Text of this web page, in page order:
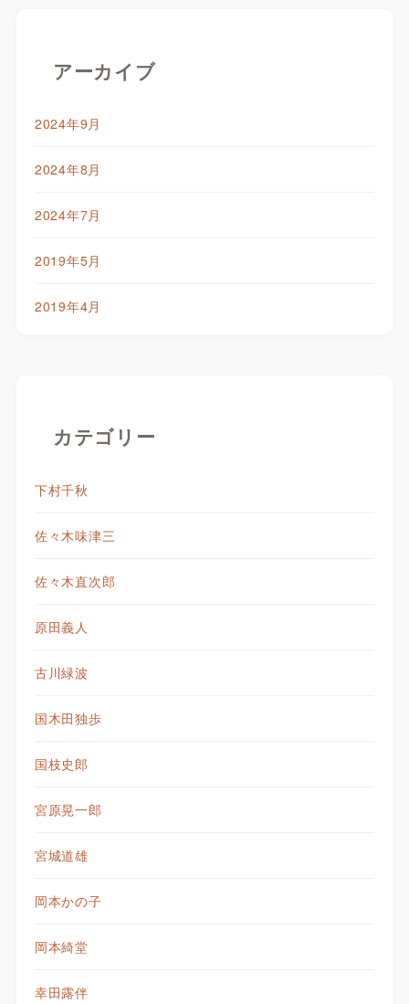
アーカイブ
2024年9月
2024年8月
2024年7月
2019年5月
2019年4月
カテゴリー
下村千秋
佐々木味津三
佐々木直次郎
原田義人
古川緑波
国木田独歩
国枝史郎
宮原晃一郎
宮城道雄
岡本かの子
岡本綺堂
幸田露伴